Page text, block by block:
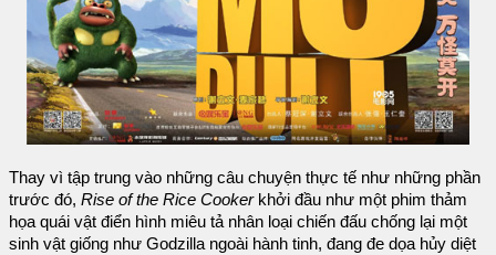
Thay vì tập trung vào những câu chuyện thực tế như những phần
trước đó, Rise of the Rice Cookerkhởi đầu như một phim thảm
họa quái vật điển hình miêu tả nhân loại chiến đấu chống lại một
sinh vật giống như Godzilla ngoài hành tinh, đang đe dọa hủy diệt